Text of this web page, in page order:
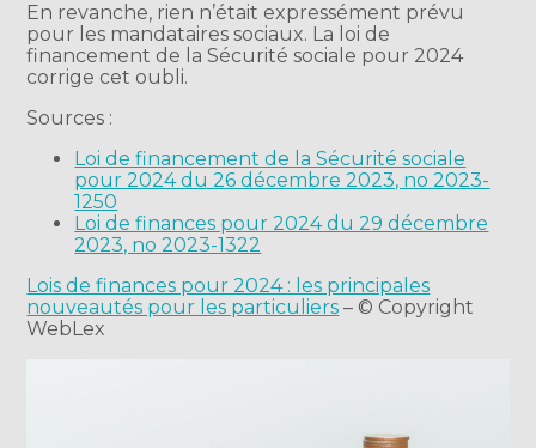
En revanche, rien n’était expressément prévu
pour les mandataires sociaux. La loi de
financement de la Sécurité sociale pour 2024
corrige cet oubli.
Sources :
Loi de financement de la Sécurité sociale
pour 2024 du 26 décembre 2023, no 2023-
1250
Loi de finances pour 2024 du 29 décembre
2023, no 2023-1322
Lois de finances pour 2024 : les principales
nouveautés pour les particuliers – © Copyright
WebLex